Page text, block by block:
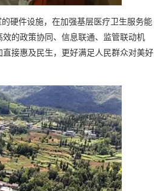
硬件设施，在加强基层医疗卫生服务能
的政策协同、信息联通、监管联动机
接惠及民生，更好满足人民群众对美好